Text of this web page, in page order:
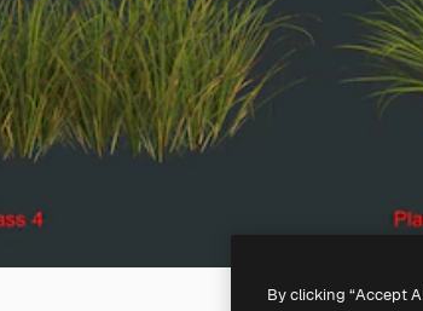
By clicking “Accept